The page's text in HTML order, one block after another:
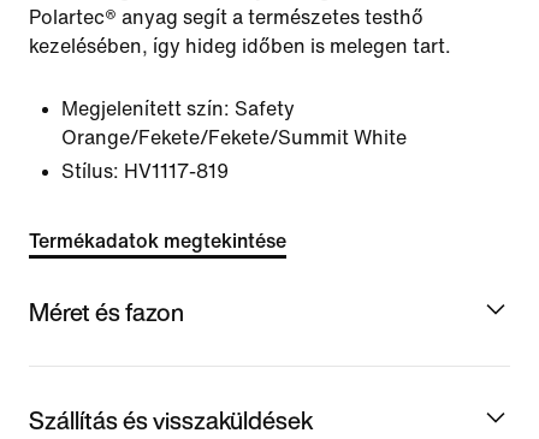
Polartec® anyag segít a természetes testhő
kezelésében, így hideg időben is melegen tart.
Megjelenített szín: Safety
Orange/Fekete/Fekete/Summit White
Stílus: HV1117-819
Termékadatok megtekintése
Méret és fazon
Szállítás és visszaküldések